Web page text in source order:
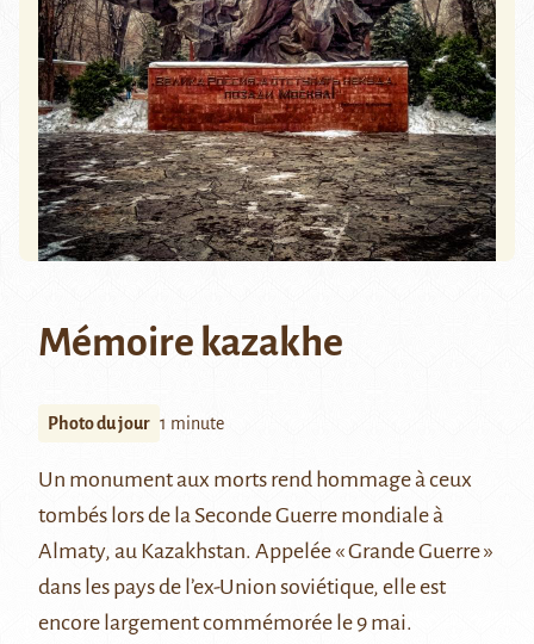
Mémoire kazakhe
Photo du jour 1 minute
Un monument aux morts rend hommage à ceux
tombés lors de la Seconde Guerre mondiale à
Almaty, au Kazakhstan. Appelée « Grande Guerre »
dans les pays de l’ex-Union soviétique, elle est
encore largement commémorée le 9 mai.